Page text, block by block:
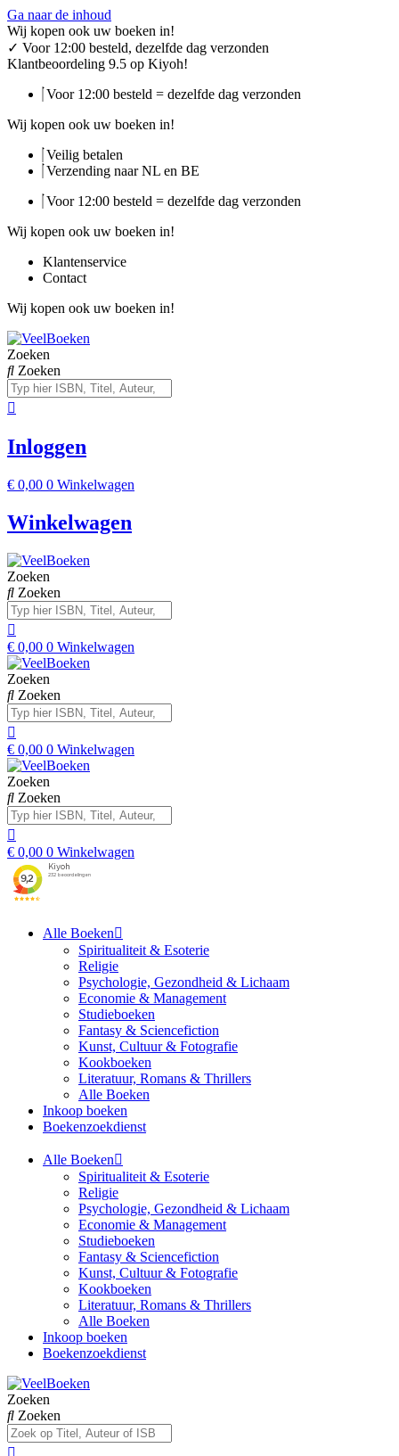
Ga naar de inhoud
Wij kopen ook uw boeken in!
✓ Voor 12:00 besteld, dezelfde dag verzonden
Klantbeoordeling 9.5 op Kiyoh!
Voor 12:00 besteld = dezelfde dag verzonden
Wij kopen ook uw boeken in!
Veilig betalen
Verzending naar NL en BE
Voor 12:00 besteld = dezelfde dag verzonden
Wij kopen ook uw boeken in!
Klantenservice
Contact
Wij kopen ook uw boeken in!
Zoeken
Zoeken
Inloggen
€ 0,00 0 Winkelwagen
Winkelwagen
Zoeken
Zoeken
€ 0,00 0 Winkelwagen
Zoeken
Zoeken
€ 0,00 0 Winkelwagen
Zoeken
Zoeken
€ 0,00 0 Winkelwagen
Alle Boeken
Spiritualiteit & Esoterie
Religie
Psychologie, Gezondheid & Lichaam
Economie & Management
Studieboeken
Fantasy & Sciencefiction
Kunst, Cultuur & Fotografie
Kookboeken
Literatuur, Romans & Thrillers
Alle Boeken
Inkoop boeken
Boekenzoekdienst
Alle Boeken
Spiritualiteit & Esoterie
Religie
Psychologie, Gezondheid & Lichaam
Economie & Management
Studieboeken
Fantasy & Sciencefiction
Kunst, Cultuur & Fotografie
Kookboeken
Literatuur, Romans & Thrillers
Alle Boeken
Inkoop boeken
Boekenzoekdienst
Zoeken
Zoeken